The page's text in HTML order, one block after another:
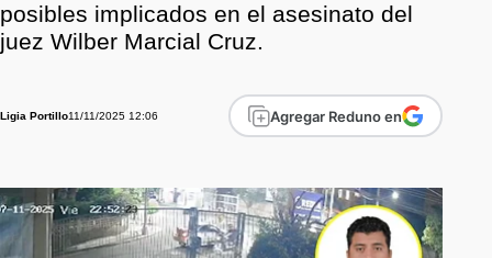
posibles implicados en el asesinato del
juez Wilber Marcial Cruz.
Ligia Portillo11/11/2025 12:06 Agregar Reduno en